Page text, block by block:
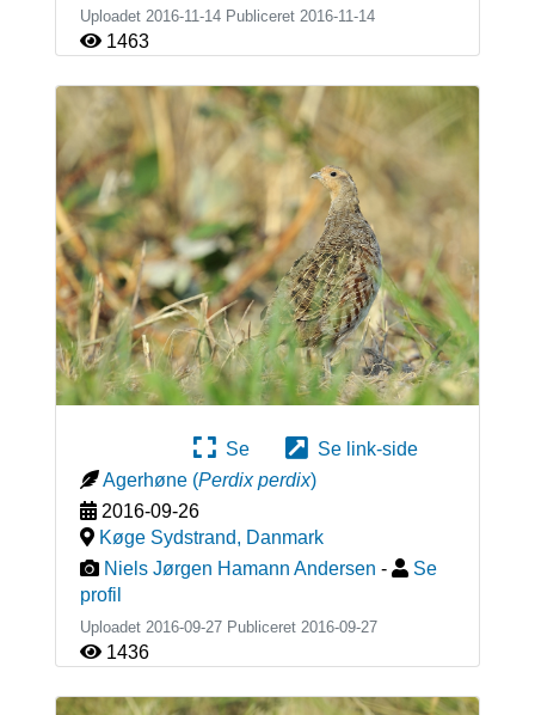
Uploadet 2016-11-14 Publiceret 2016-11-14
1463
Se
Se link-side
Agerhøne (Perdix perdix)
2016-09-26
Køge Sydstrand, Danmark
Niels Jørgen Hamann Andersen -
Se
profil
Uploadet 2016-09-27 Publiceret 2016-09-27
1436